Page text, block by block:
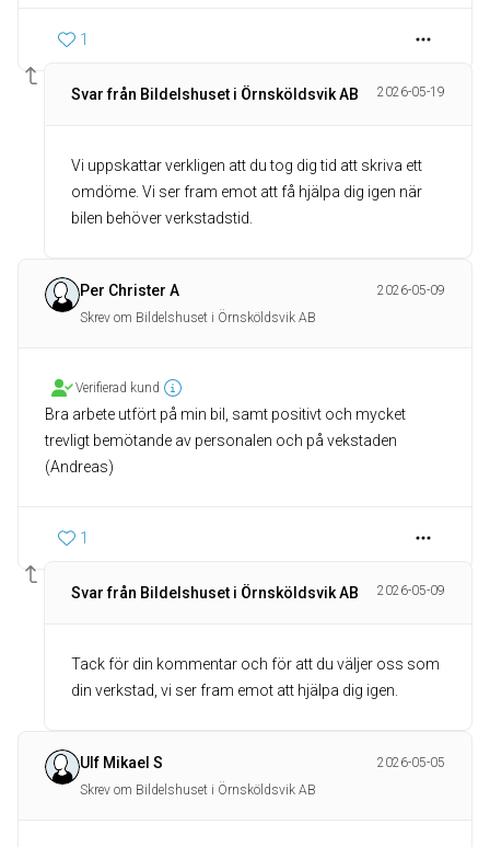
1
Svar från Bildelshuset i Örnsköldsvik AB 2026-05-19
Vi uppskattar verkligen att du tog dig tid att skriva ett
omdöme. Vi ser fram emot att få hjälpa dig igen när
bilen behöver verkstadstid.
Per Christer A
2026-05-09
Skrev om Bildelshuset i Örnsköldsvik AB
Verifierad kund
Bra arbete utfört på min bil, samt positivt och mycket
trevligt bemötande av personalen och på vekstaden
(Andreas)
1
Svar från Bildelshuset i Örnsköldsvik AB 2026-05-09
Tack för din kommentar och för att du väljer oss som
din verkstad, vi ser fram emot att hjälpa dig igen.
Ulf Mikael S
2026-05-05
Skrev om Bildelshuset i Örnsköldsvik AB